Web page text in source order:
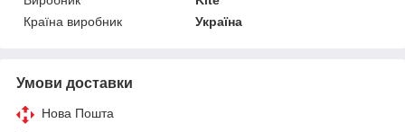
Країна виробник
Україна
Умови доставки
Нова Пошта